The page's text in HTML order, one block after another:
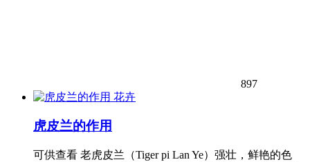
897
花卉
虎皮兰的作用
可供查看 老虎皮兰（Tiger pi Lan Ye）强壮，鲜艳的色